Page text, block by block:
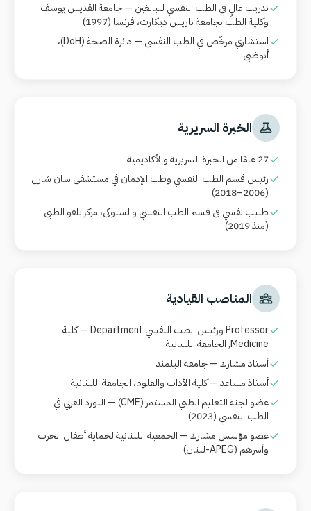
تدريب عالٍ في الطب النفسي للبالغين — جامعة القديس يوسف
وكلية الطب بجامعة باريس ديكارت، فرنسا (1997)
استشاري مرخّص في الطب النفسي — دائرة الصحة(DoH)،
أبوظبي
الخبرة السريرية
27 عامًا من الخبرة السريرية والأكاديمية
رئيس قسم الطب النفسي وطب الإدمان في مستشفى سان شارل
(2006–2018)
طبيب نفسي في قسم الطب النفسي والسلوكي، مركز بلفو الطبي
(منذ 2019)
المناصب القيادية
Professor ورئيس الطب النفسي Department — كلية
Medicine, الجامعة اللبنانية
أستاذ مشارك — جامعة البلمند
أستاذ مساعد — كلية الآداب والعلوم، الجامعة اللبنانية
عضو لجنة التعليم الطبي المستمر(CME)— البورد العربي في
الطب النفسي (2023)
عضو مؤسس مشارك — الجمعية اللبنانية لحماية أطفال الحرب
وأسرهم (APEG-لبنان)